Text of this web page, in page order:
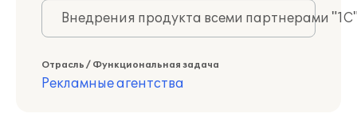
Внедрения продукта всеми партнерами
Отрасль / Функциональная задача
Рекламные агентства